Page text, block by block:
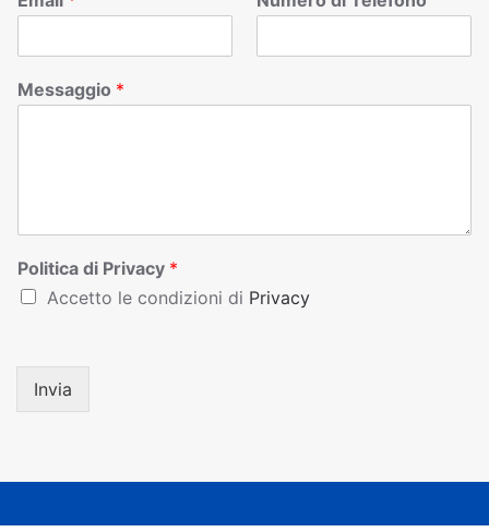
Messaggio *
Politica di Privacy *
Accetto le condizioni di Privacy
Invia